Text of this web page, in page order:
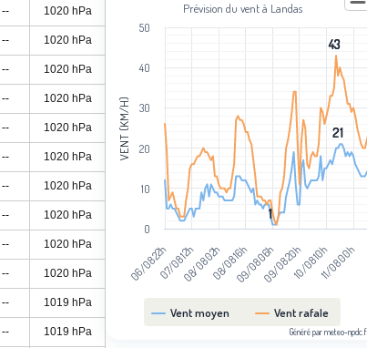
-- 1020 hPa
-- 1020 hPa
-- 1020 hPa
-- 1020 hPa
-- 1020 hPa
-- 1020 hPa
-- 1020 hPa
-- 1020 hPa
-- 1020 hPa
-- 1020 hPa
-- 1019 hPa
-- 1019 hPa
Line chart with 2 lines.
Prévision du vent à Landas
View as data table, Vent moyen/rafales
The chart has 1 X axis displaying categories.
The chart has 1 Y axis displaying Vent (km/
VENT (KM/H)
Prévision du vent à Landas
11
21
21
43
43
Vent moyen Vent rafale
06/08 22h07/08 12h08/08 02h08/08 16h09/08 06h09/08 20h10/08 10h11/08 00h
0
10
20
30
40
50
Généré par meteo-